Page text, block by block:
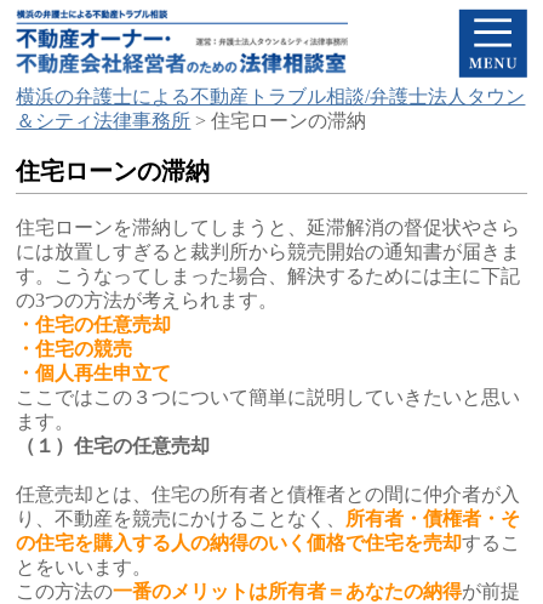
横浜の弁護士による不動産トラブル相談/弁護士法人タウン
＆シティ法律事務所 >住宅ローンの滞納
住宅ローンの滞納
住宅ローンを滞納してしまうと、延滞解消の督促状やさら
には放置しすぎると裁判所から競売開始の通知書が届きま
す。こうなってしまった場合、解決するためには主に下記
の3つの方法が考えられます。
・住宅の任意売却
・住宅の競売
・個人再生申立て
ここではこの３つについて簡単に説明していきたいと思い
ます。
（１）住宅の任意売却
任意売却とは、住宅の所有者と債権者との間に仲介者が入
り、不動産を競売にかけることなく、 所有者・債権者・そ
の住宅を購入する人の納得のいく価格で住宅を売却するこ
とをいいます。
この方法の一番のメリットは所有者＝あなたの納得が前提